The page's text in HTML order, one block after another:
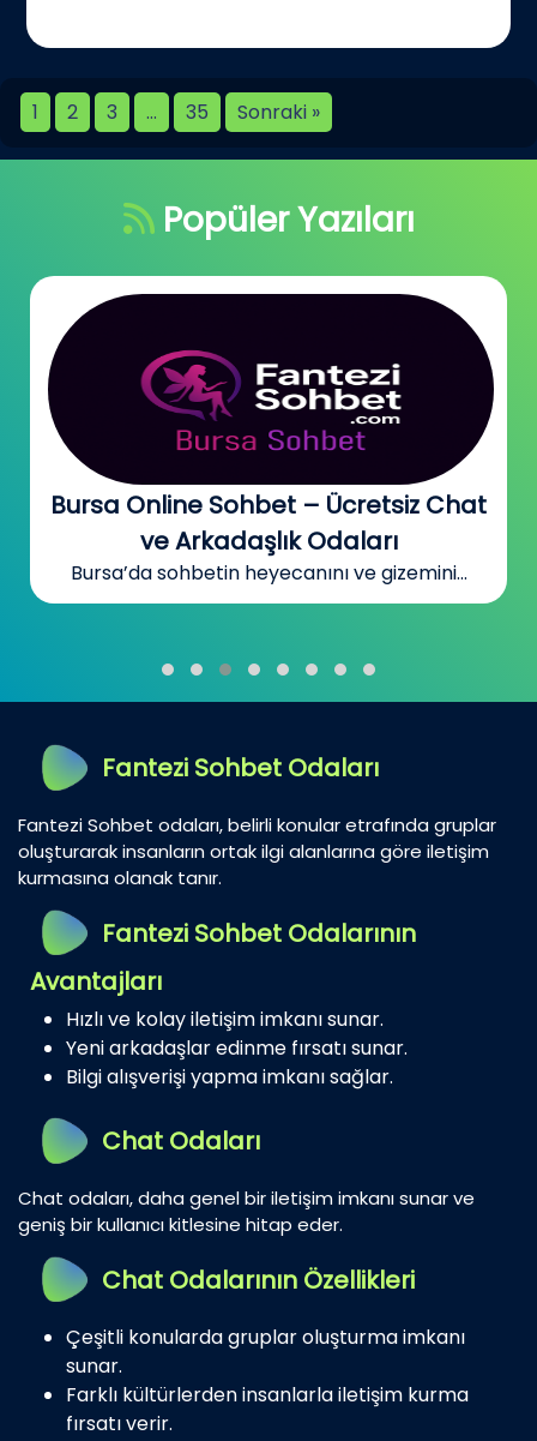
1 2 3 … 35 Sonraki »
Popüler Yazıları
Bursa Online Sohbet – Ücretsiz Chat
ve Arkadaşlık Odaları
Bursa’da sohbetin heyecanını ve gizemini...
Fantezi Sohbet Odaları
Fantezi Sohbet odaları, belirli konular etrafında gruplar
oluşturarak insanların ortak ilgi alanlarına göre iletişim
kurmasına olanak tanır.
Fantezi Sohbet Odalarının
Avantajları
Hızlı ve kolay iletişim imkanı sunar.
Yeni arkadaşlar edinme fırsatı sunar.
Bilgi alışverişi yapma imkanı sağlar.
Chat Odaları
Chat odaları, daha genel bir iletişim imkanı sunar ve
geniş bir kullanıcı kitlesine hitap eder.
Chat Odalarının Özellikleri
Çeşitli konularda gruplar oluşturma imkanı
sunar.
Farklı kültürlerden insanlarla iletişim kurma
fırsatı verir.